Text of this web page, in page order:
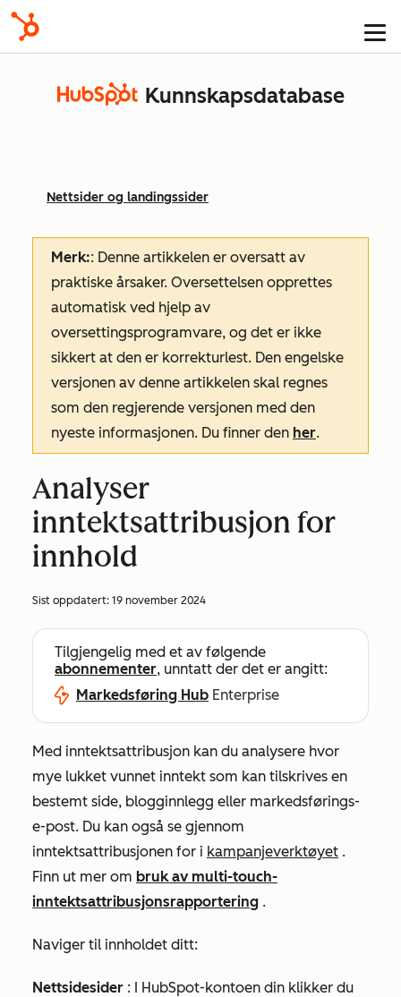
Kunnskapsdatabase
Nettsider og landingssider
Merk:: Denne artikkelen er oversatt av
praktiske årsaker. Oversettelsen opprettes
automatisk ved hjelp av
oversettingsprogramvare, og det er ikke
sikkert at den er korrekturlest. Den engelske
versjonen av denne artikkelen skal regnes
som den regjerende versjonen med den
nyeste informasjonen. Du finner den her.
Analyser
inntektsattribusjon for
innhold
Sist oppdatert: 19 november 2024
Tilgjengelig med et av følgende
abonnementer, unntatt der det er angitt:
Markedsføring Hub Enterprise
Med inntektsattribusjon kan du analysere hvor
mye lukket vunnet inntekt som kan tilskrives en
bestemt side, blogginnlegg eller markedsførings-
e-post. Du kan også se gjennom
inntektsattribusjonen for i kampanjeverktøyet .
Finn ut mer om bruk av multi-touch-
inntektsattribusjonsrapportering .
Naviger til innholdet ditt:
Nettsidesider : I HubSpot-kontoen din klikker du